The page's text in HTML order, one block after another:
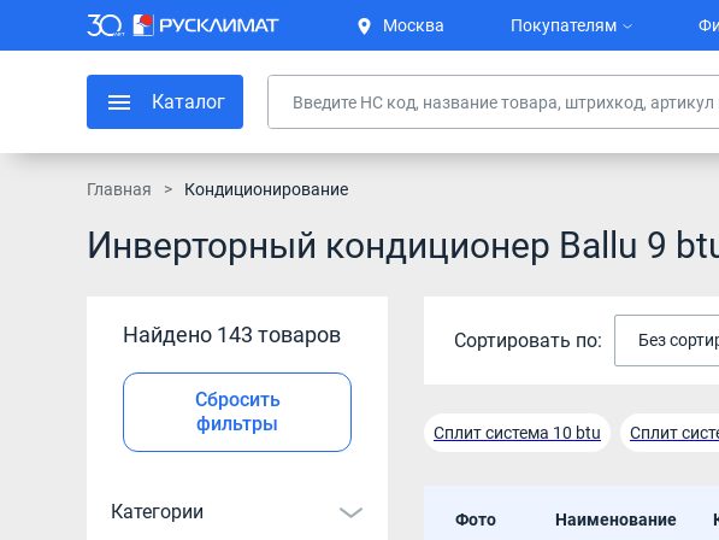
Москва Покупателям
Каталог
Главная Кондиционирование
Инверторный кондиционер Ballu 9
Найдено 143 товаров
Сбросить
фильтры
Категории
Сортировать по: Без
Сплит система 10 btu Сплит
Инверторный кондиционер Ballu 9
Фото Наименование